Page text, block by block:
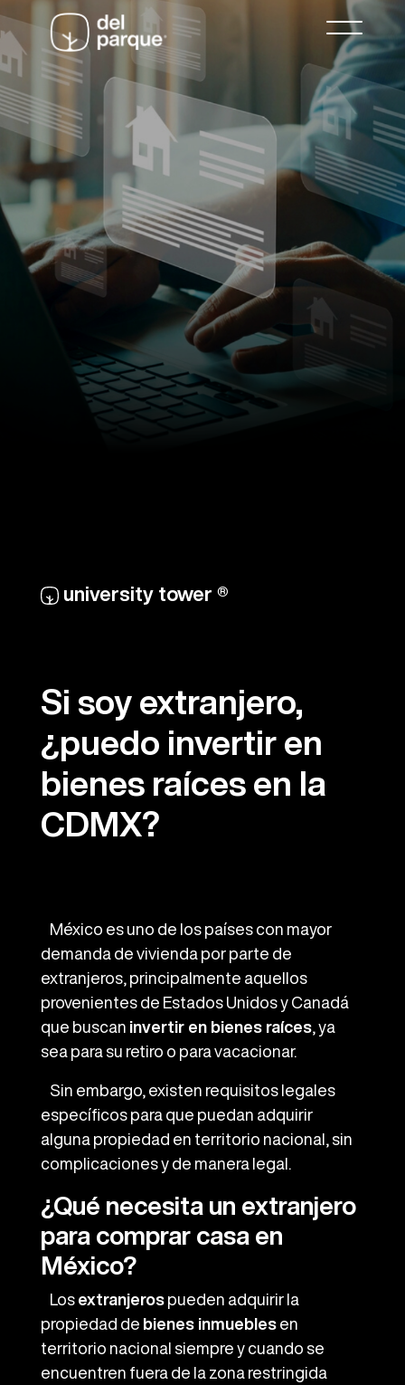
university tower ®
Si soy extranjero,
¿puedo invertir en
bienes raíces en la
CDMX?
México es uno de los países con mayor
demanda de vivienda por parte de
extranjeros, principalmente aquellos
provenientes de Estados Unidos y Canadá
que buscan invertir en bienes raíces, ya
sea para su retiro o para vacacionar.
Sin embargo, existen requisitos legales
específicos para que puedan adquirir
alguna propiedad en territorio nacional, sin
complicaciones y de manera legal.
¿Qué necesita un extranjero
para comprar casa en
México?
Los extranjerospueden adquirir la
propiedad de bienes inmueblesen
territorio nacional siempre y cuando se
encuentren fuera de la zona restringida